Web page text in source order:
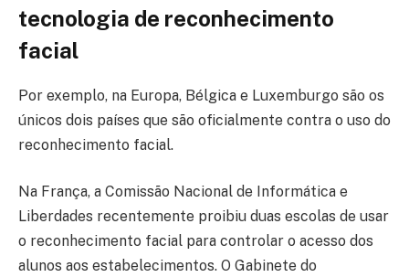
tecnologia de reconhecimento
facial
Por exemplo, na Europa, Bélgica e Luxemburgo são os
únicos dois países que são oficialmente contra o uso do
reconhecimento facial.
Na França, a Comissão Nacional de Informática e
Liberdades recentemente proibiu duas escolas de usar
o reconhecimento facial para controlar o acesso dos
alunos aos estabelecimentos. O Gabinete do